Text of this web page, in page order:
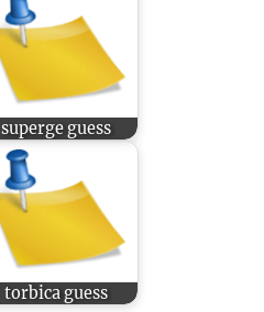
superge guess
torbica guess